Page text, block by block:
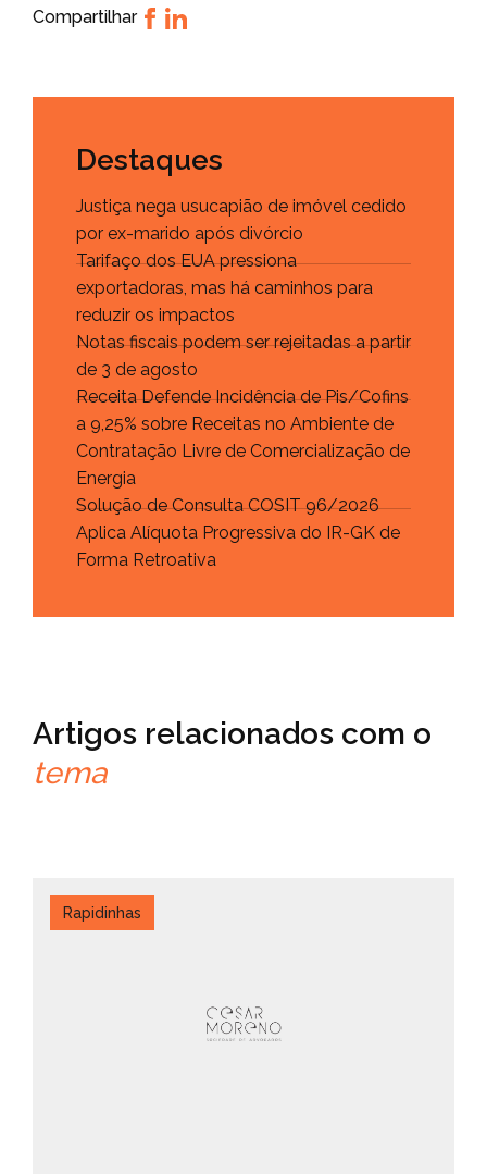
Compartilhar
Destaques
Justiça nega usucapião de imóvel cedido
por ex-marido após divórcio
Tarifaço dos EUA pressiona
exportadoras, mas há caminhos para
reduzir os impactos
Notas fiscais podem ser rejeitadas a partir
de 3 de agosto
Receita Defende Incidência de Pis/Cofins
a 9,25% sobre Receitas no Ambiente de
Contratação Livre de Comercialização de
Energia
Solução de Consulta COSIT 96/2026
Aplica Alíquota Progressiva do IR-GK de
Forma Retroativa
Artigos relacionados com o
tema
Rapidinhas